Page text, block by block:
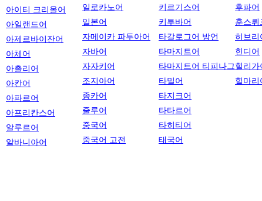
아이티 크리올어
아일랜드어
아제르바이잔어
아체어
아촐리어
아칸어
아파르어
아프리칸스어
알루르어
알바니아어
일로카노어
일본어
자메이카 파투아어
자바어
자자키어
조지아어
종카어
줄루어
중국어
중국어 고전
키르기스어
키투바어
타갈로그어 방언
타마지트어
타마지트어 티피나그
타밀어
타지크어
타타르어
타히티어
태국어
후파어
훈스뤼
히브리
힌디어
힐리가
힐마리